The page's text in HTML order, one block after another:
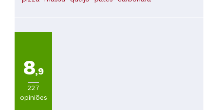
8,9
227
opiniões